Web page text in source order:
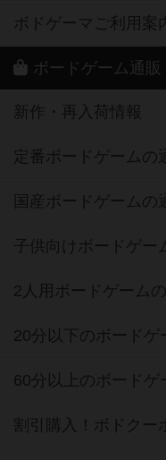
ボドゲーマご利用案
ボードゲーム通販
新作・再入荷情報
定番ボードゲームの
国産ボードゲームの
子供向けボードゲー
2人用ボードゲーム
20分以下のボードゲ
60分以上のボードゲ
割引購入！ボドクー